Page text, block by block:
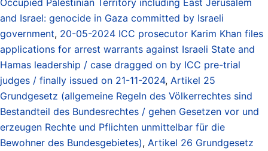
and Israel: genocide in Gaza committed by Israeli
government, 20-05-2024 ICC prosecutor Karim Khan files
applications for arrest warrants against Israeli State and
Hamas leadership / case dragged on by ICC pre-trial
judges / finally issued on 21-11-2024, Artikel 25
Grundgesetz (allgemeine Regeln des Völkerrechtes sind
Bestandteil des Bundesrechtes / gehen Gesetzen vor und
erzeugen Rechte und Pflichten unmittelbar für die
Bewohner des Bundesgebietes), Artikel 26 Grundgesetz